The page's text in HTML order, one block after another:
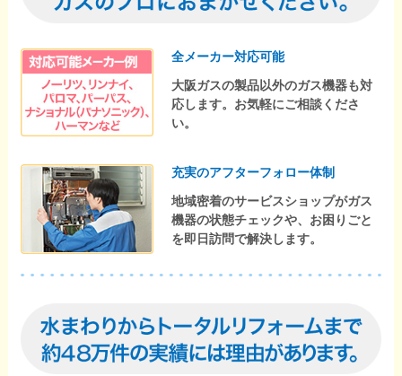
全メーカー対応可能
大阪ガスの製品以外のガス機器も対
応します。お気軽にご相談くださ
い。
充実のアフターフォロー体制
地域密着のサービスショップがガス
機器の状態チェックや、お困りごと
を即日訪問で解決します。